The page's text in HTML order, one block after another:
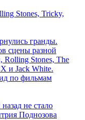
Stones, Tricky,
гранды.
сцены разной
Stones, The
и Jack White.
по фильмам
не стало
Поднозова